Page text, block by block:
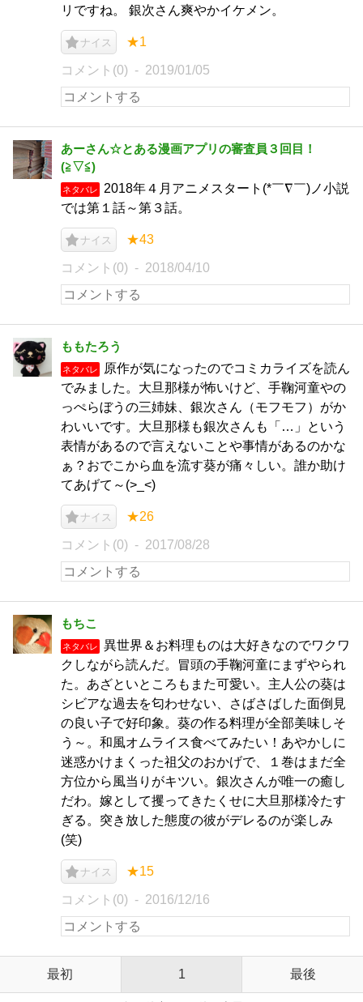
リですね。 銀次さん爽やかイケメン。
ナイス ★1
コメント(0) 2019/01/05
あーさん☆とある漫画アプリの審査員３回目！
(⁠≧⁠▽⁠≦⁠)
ネタバレ
2018年４月アニメスタート(*￣∇￣)ノ小説
では第１話～第３話。
ナイス ★43
コメント(0) 2018/04/10
ももたろう
ネタバレ
原作が気になったのでコミカライズを読ん
でみました。大旦那様が怖いけど、手鞠河童やの
っぺらぼうの三姉妹、銀次さん（モフモフ）がか
わいいです。大旦那様も銀次さんも「…」という
表情があるので言えないことや事情があるのかな
ぁ？おでこから血を流す葵が痛々しい。誰か助け
てあげて～(>_<)
ナイス ★26
コメント(0) 2017/08/28
もちこ
ネタバレ
異世界＆お料理ものは大好きなのでワクワ
クしながら読んだ。冒頭の手鞠河童にまずやられ
た。あざといところもまた可愛い。主人公の葵は
シビアな過去を匂わせない、さばさばした面倒見
の良い子で好印象。葵の作る料理が全部美味しそ
う～。和風オムライス食べてみたい！あやかしに
迷惑かけまくった祖父のおかげで、１巻はまだ全
方位から風当りがキツい。銀次さんが唯一の癒し
だわ。嫁として攫ってきたくせに大旦那様冷たす
ぎる。突き放した態度の彼がデレるのが楽しみ
(笑)
ナイス ★15
コメント(0) 2016/12/16
最初 1 最後